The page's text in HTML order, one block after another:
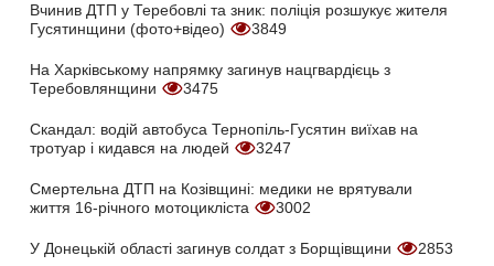
Вчинив ДТП у Теребовлі та зник: поліція розшукує жителя
Гусятинщини (фото+відео)
3849
На Харківському напрямку загинув нацгвардієць з
Теребовлянщини
3475
Скандал: водій автобуса Тернопіль-Гусятин виїхав на
тротуар і кидався на людей
3247
Смертельна ДТП на Козівщині: медики не врятували
життя 16-річного мотоцикліста
3002
У Донецькій області загинув солдат з Борщівщини 2853